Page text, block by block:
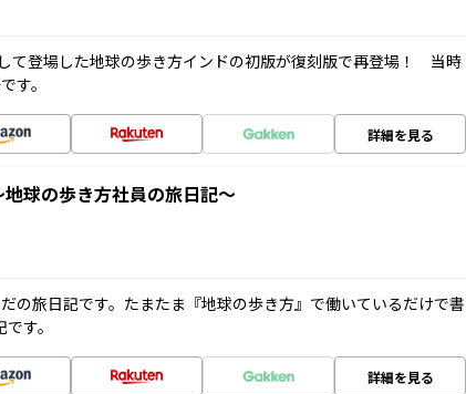
て登場した地球の歩き方インドの初版が復刻版で再登場！ 当時
す。
詳細を見る
球の歩き方社員の旅日記～
の旅日記です。たまたま『地球の歩き方』で働いているだけで書
す。
詳細を見る